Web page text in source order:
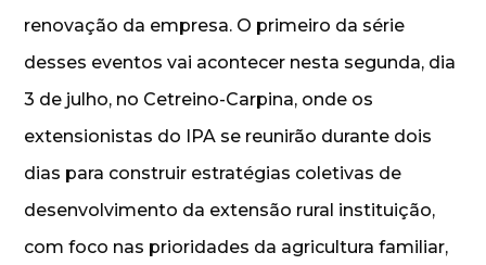
renovação da empresa. O primeiro da série
desses eventos vai acontecer nesta segunda, dia
3 de julho, no Cetreino-Carpina, onde os
extensionistas do IPA se reunirão durante dois
dias para construir estratégias coletivas de
desenvolvimento da extensão rural instituição,
com foco nas prioridades da agricultura familiar,